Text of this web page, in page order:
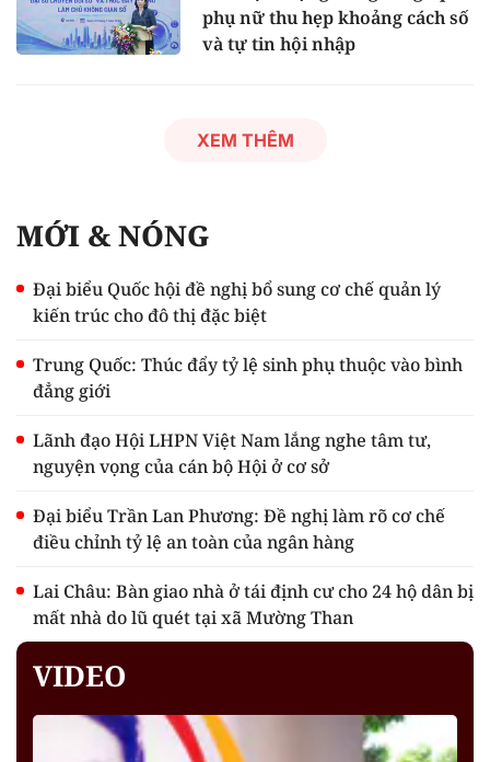
phụ nữ thu hẹp khoảng cách số
và tự tin hội nhập
XEM THÊM
MỚI & NÓNG
Đại biểu Quốc hội đề nghị bổ sung cơ chế quản lý
kiến trúc cho đô thị đặc biệt
Trung Quốc: Thúc đẩy tỷ lệ sinh phụ thuộc vào bình
đẳng giới
Lãnh đạo Hội LHPN Việt Nam lắng nghe tâm tư,
nguyện vọng của cán bộ Hội ở cơ sở
Đại biểu Trần Lan Phương: Đề nghị làm rõ cơ chế
điều chỉnh tỷ lệ an toàn của ngân hàng
Lai Châu: Bàn giao nhà ở tái định cư cho 24 hộ dân bị
mất nhà do lũ quét tại xã Mường Than
VIDEO